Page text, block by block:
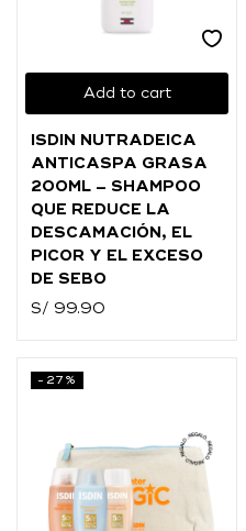
Add to cart
ISDIN NUTRADEICA
ANTICASPA GRASA
200ML – SHAMPOO
QUE REDUCE LA
DESCAMACIÓN, EL
PICOR Y EL EXCESO
DE SEBO
S/ 99.90
-27%